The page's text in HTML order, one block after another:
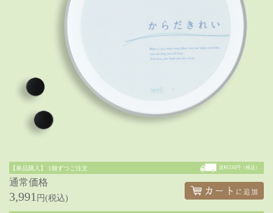
【単品購入】 1個ずつご注文 送料330円（税込）
通常価格
3,991 円(税込)